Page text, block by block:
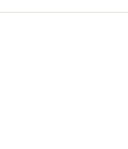
か所は、西日本
館」「吉川温泉